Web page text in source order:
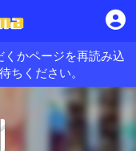
かページを再読み込
ちください。